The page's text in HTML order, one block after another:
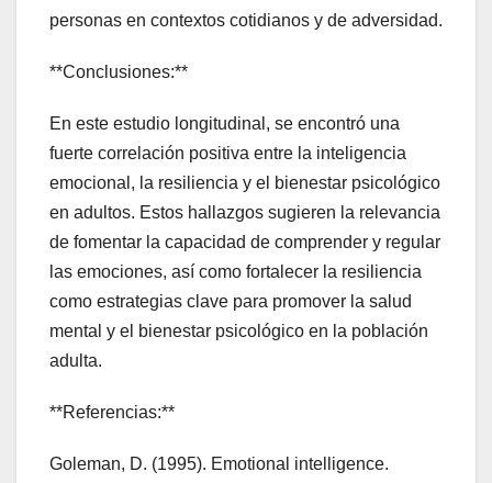
personas en contextos cotidianos y de adversidad.
**Conclusiones:**
En este estudio longitudinal, se encontró una
fuerte correlación positiva entre la inteligencia
emocional, la resiliencia y el bienestar psicológico
en adultos. Estos hallazgos sugieren la relevancia
de fomentar la capacidad de comprender y regular
las emociones, así como fortalecer la resiliencia
como estrategias clave para promover la salud
mental y el bienestar psicológico en la población
adulta.
**Referencias:**
Goleman, D. (1995). Emotional intelligence.